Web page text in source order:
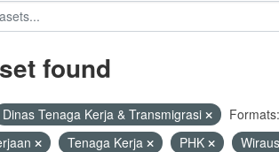
found
Dinas Tenaga Kerja & Transmigrasi Formats:
Tenaga Kerja PHK